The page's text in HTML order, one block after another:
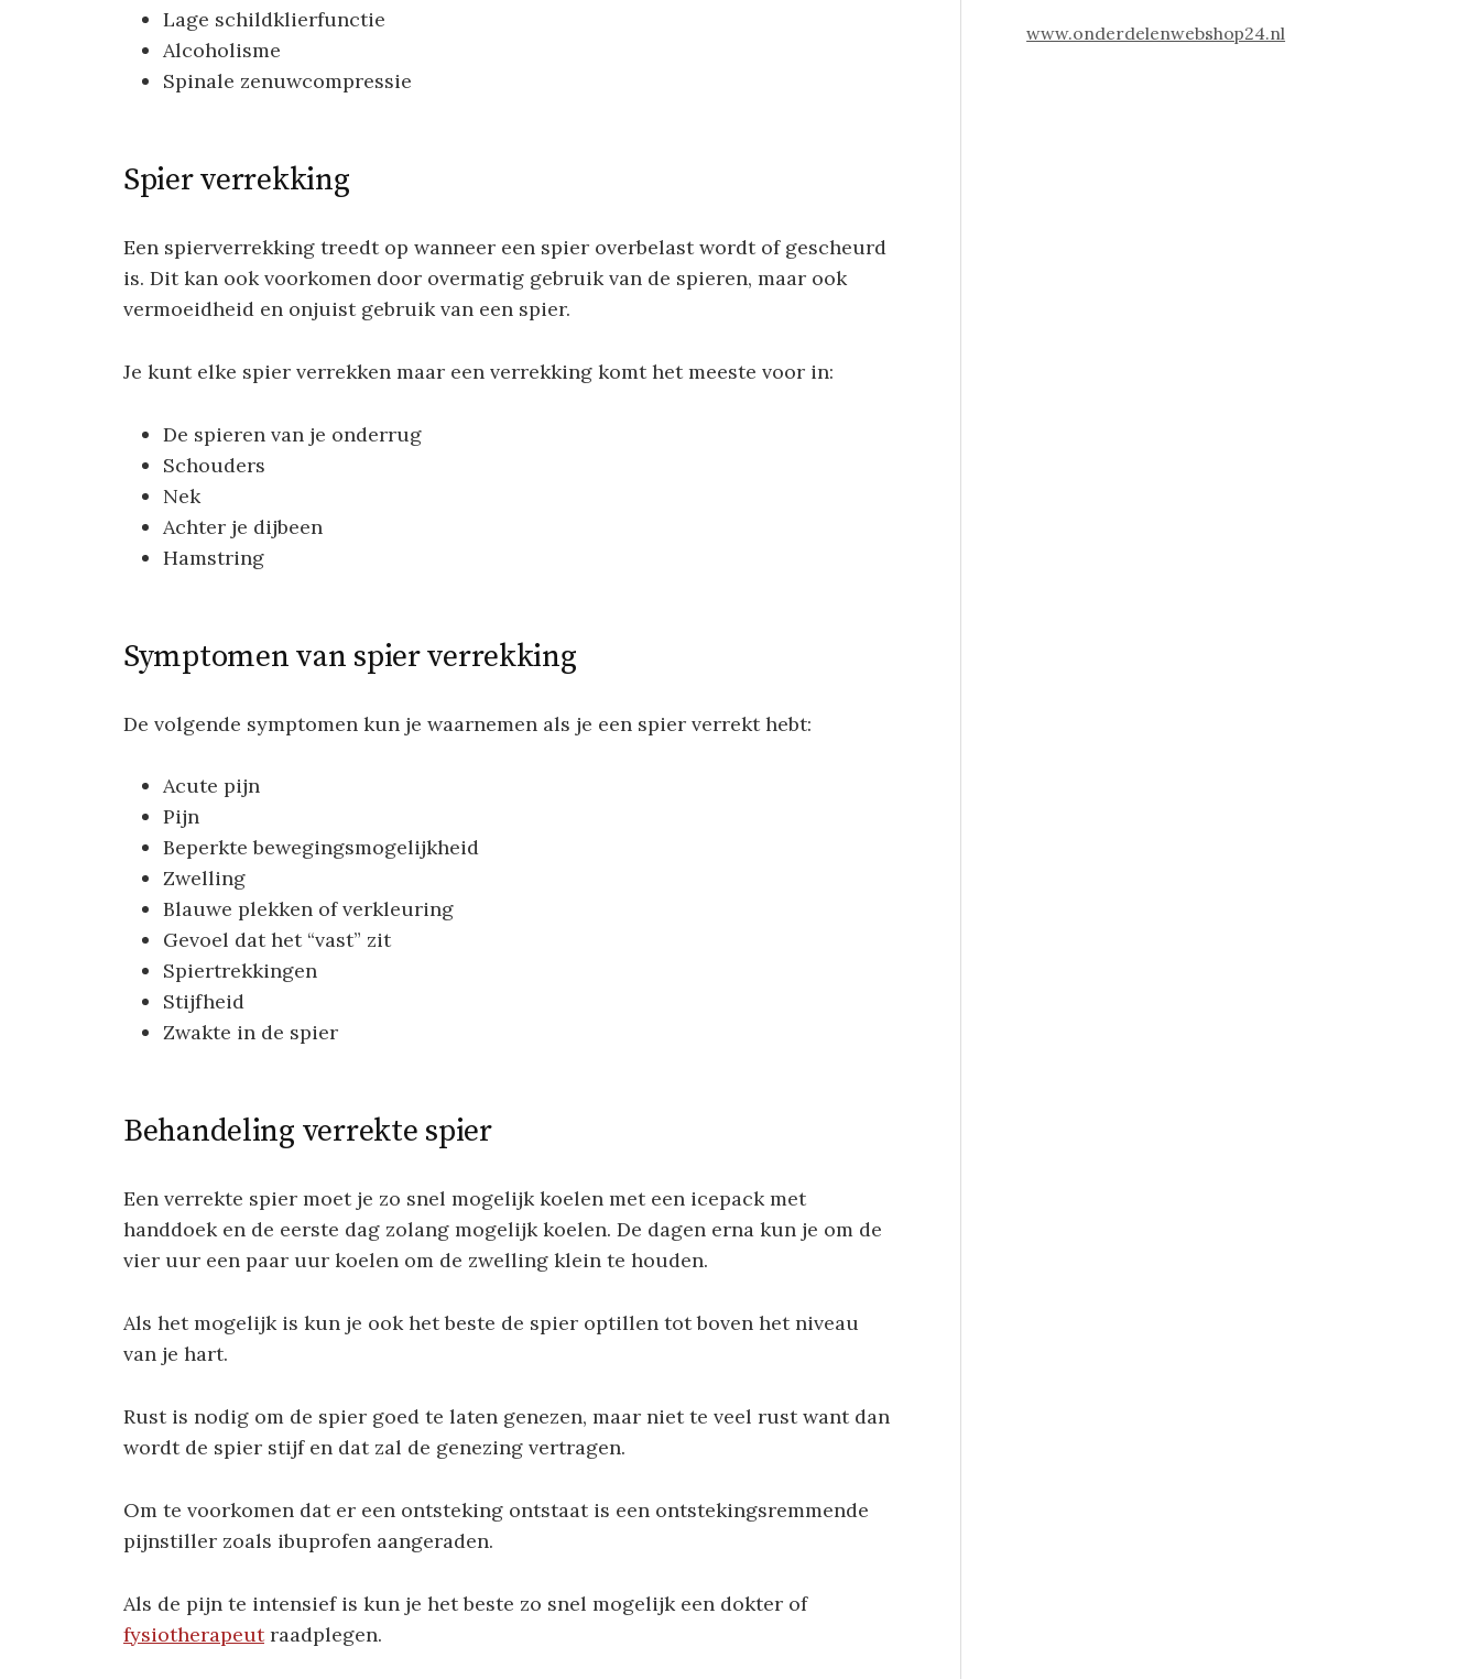
Lage schildklierfunctie
Alcoholisme
Spinale zenuwcompressie
Spier verrekking
Een spierverrekking treedt op wanneer een spier overbelast wordt of gescheurd
is. Dit kan ook voorkomen door overmatig gebruik van de spieren, maar ook
vermoeidheid en onjuist gebruik van een spier.
Je kunt elke spier verrekken maar een verrekking komt het meeste voor in:
De spieren van je onderrug
Schouders
Nek
Achter je dijbeen
Hamstring
Symptomen van spier verrekking
De volgende symptomen kun je waarnemen als je een spier verrekt hebt:
Acute pijn
Pijn
Beperkte bewegingsmogelijkheid
Zwelling
Blauwe plekken of verkleuring
Gevoel dat het “vast” zit
Spiertrekkingen
Stijfheid
Zwakte in de spier
Behandeling verrekte spier
Een verrekte spier moet je zo snel mogelijk koelen met een icepack met
handdoek en de eerste dag zolang mogelijk koelen. De dagen erna kun je om de
vier uur een paar uur koelen om de zwelling klein te houden.
Als het mogelijk is kun je ook het beste de spier optillen tot boven het niveau
van je hart.
Rust is nodig om de spier goed te laten genezen, maar niet te veel rust want dan
wordt de spier stijf en dat zal de genezing vertragen.
Om te voorkomen dat er een ontsteking ontstaat is een ontstekingsremmende
pijnstiller zoals ibuprofen aangeraden.
Als de pijn te intensief is kun je het beste zo snel mogelijk een dokter of
fysiotherapeutraadplegen.
www.onderdelenwebshop24.nl